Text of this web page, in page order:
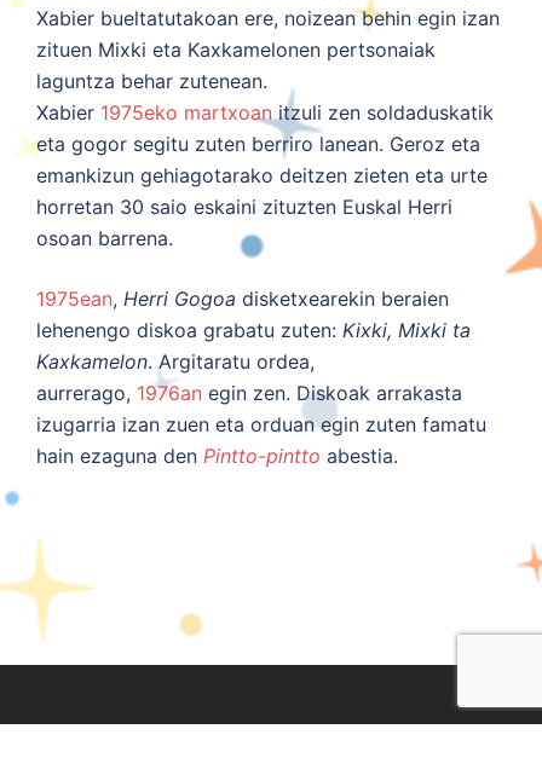
Xabier bueltatutakoan ere, noizean behin egin izan
zituen Mixki eta Kaxkamelonen pertsonaiak
laguntza behar zutenean.
Xabier 1975eko martxoan itzuli zen soldaduskatik
eta gogor segitu zuten berriro lanean. Geroz eta
emankizun gehiagotarako deitzen zieten eta urte
horretan 30 saio eskaini zituzten Euskal Herri
osoan barrena.
1975ean, Herri Gogoa disketxearekin beraien
lehenengo diskoa grabatu zuten: Kixki, Mixki ta
Kaxkamelon. Argitaratu ordea,
aurrerago, 1976an egin zen. Diskoak arrakasta
izugarria izan zuen eta orduan egin zuten famatu
hain ezaguna den Pintto-pintto abestia.